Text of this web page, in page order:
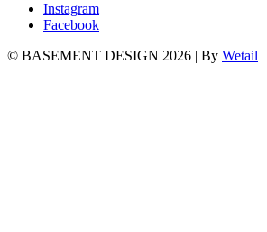
Instagram
Facebook
© BASEMENT DESIGN 2026 | By Wetail